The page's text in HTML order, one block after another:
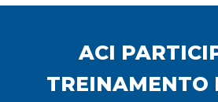
ACI
TREINAMENTO